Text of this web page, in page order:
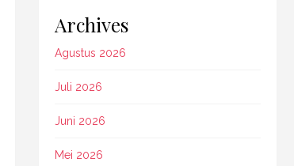
Archives
Agustus 2026
Juli 2026
Juni 2026
Mei 2026